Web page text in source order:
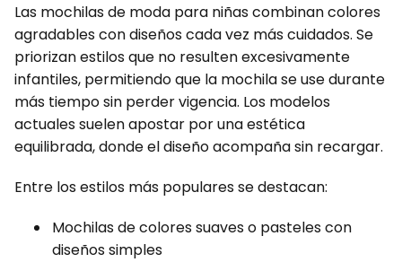
Las mochilas de moda para niñas combinan colores
agradables con diseños cada vez más cuidados. Se
priorizan estilos que no resulten excesivamente
infantiles, permitiendo que la mochila se use durante
más tiempo sin perder vigencia. Los modelos
actuales suelen apostar por una estética
equilibrada, donde el diseño acompaña sin recargar.
Entre los estilos más populares se destacan:
Mochilas de colores suaves o pasteles con
diseños simples